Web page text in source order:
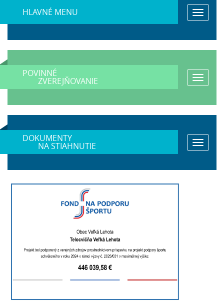
HLAVNÉ MENU
Toggle
POVINNÉ
ZVEREJŇOVANIE
Toggle
DOKUMENTY
NA STIAHNUTIE
Toggle